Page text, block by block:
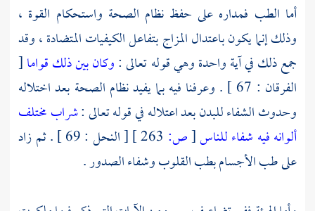
أما الطب فمداره على حفظ نظام الصحة واستحكام القوة ،
وذلك إنما يكون باعتدال المزاج بتفاعل الكيفيات المتضادة ، وقد
جمع ذلك في آية واحدة وهي قوله تعالى :وكان بين ذلك قواما[
الفرقان : 67 ] . وعرفنا فيه بما يفيد نظام الصحة بعد اختلاله
وحدوث الشفاء للبدن بعد اعتلاله في قوله تعالى :شراب مختلف
ألوانه فيه شفاء للناس[ص:
[ النحل : 69 ] . ثم زاد
على طب الأجسام بطب القلوب وشفاء الصدور .